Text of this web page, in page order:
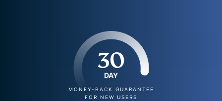
30
DAY
MONEY-BACK GUARANTEE
FOR NEW USERS